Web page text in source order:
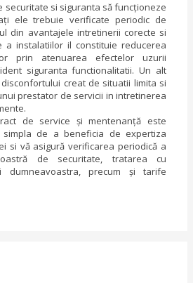
securitate si siguranta să funcţioneze
ele trebuie verificate periodic de
din avantajele intretinerii corecte si
a instalatiilor il constituie reducerea
prin atenuarea efectelor uzurii
siguranta functionalitatii. Un alt
creat de situatii limita si
prestator de servicii in intretinerea
de service şi mentenanţă este
de a beneficia de expertiza
si vă asigură verificarea periodică a
de securitate, tratarea cu
dumneavoastra, precum şi tarife